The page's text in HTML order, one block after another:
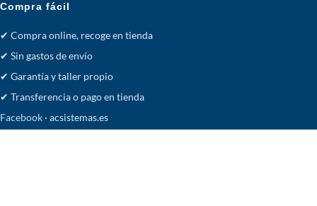
Compra fácil
✔ Compra online, recoge en tienda
✔ Sin gastos de envío
✔ Garantía y taller propio
✔ Transferencia o pago en tienda
Facebook · acsistemas.es